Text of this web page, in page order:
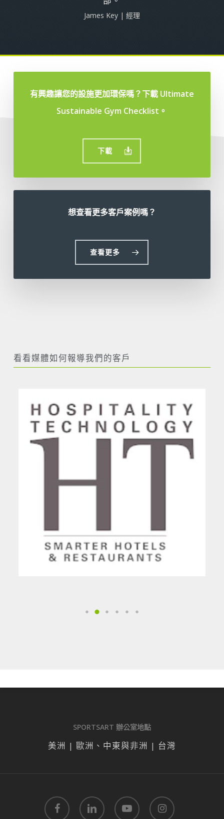
James Key | 經理
有興趣讓您的設施更加環保嗎？下載 Ultimate
Sustainable Gym Checklist。
下載
想查看更多客戶案例嗎？
查看更多
看看媒體如何報導我們的客戶
SPORTSART 辦公室地點
美洲 | 歐洲、中東與非洲 | 台灣
facebook linkedin youtube instagram